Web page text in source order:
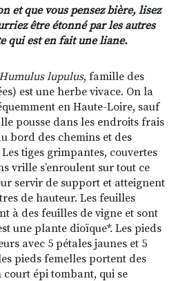
À LA NEWSLETTER
INSTAGRAM
LINKEDINYOUTUBE
et que vous pensez bière, lisez
être étonné par les autres
qui est en fait une liane.
lupulus, famille des
est une herbe vivace. On la
en Haute-Loire, sauf
pousse dans les endroits frais
bord des chemins et des
tiges grimpantes, couvertes
vrille s’enroulent sur tout ce
servir de support et atteignent
de hauteur. Les feuilles
à des feuilles de vigne et sont
une plante dioïque*. Les pieds
avec 5 pétales jaunes et 5
pieds femelles portent des
épi tombant, qui se